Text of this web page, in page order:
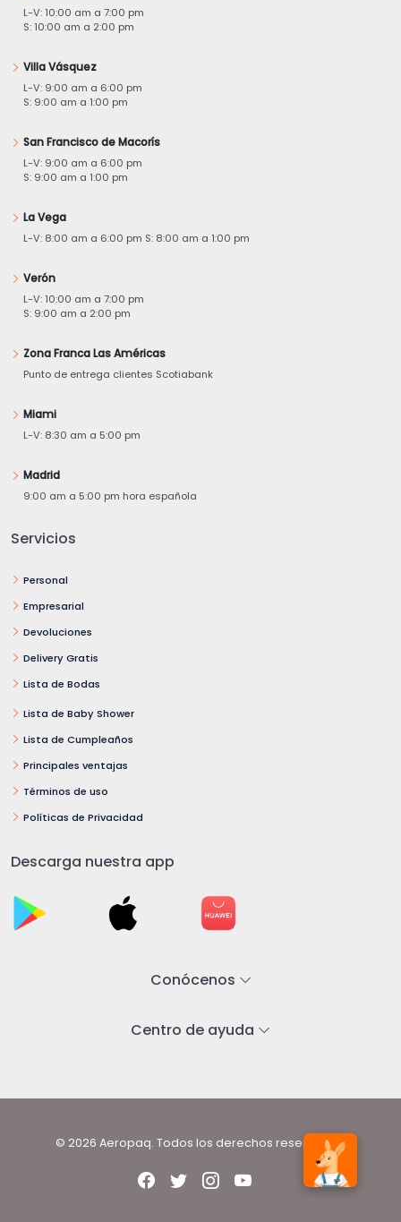
L-V: 10:00 am a 7:00 pm
S: 10:00 am a 2:00 pm
Villa Vásquez
L-V: 9:00 am a 6:00 pm
S: 9:00 am a 1:00 pm
San Francisco de Macorís
L-V: 9:00 am a 6:00 pm
S: 9:00 am a 1:00 pm
La Vega
L-V: 8:00 am a 6:00 pm S: 8:00 am a 1:00 pm
Verón
L-V: 10:00 am a 7:00 pm
S: 9:00 am a 2:00 pm
Zona Franca Las Américas
Punto de entrega clientes Scotiabank
Miami
L-V: 8:30 am a 5:00 pm
Madrid
9:00 am a 5:00 pm hora española
Servicios
Personal
Empresarial
Devoluciones
Delivery Gratis
Lista de Bodas
Lista de Baby Shower
Lista de Cumpleaños
Principales ventajas
Términos de uso
Políticas de Privacidad
Descarga nuestra app
Conócenos
Centro de ayuda
© 2026 Aeropaq. Todos los derechos reservados.